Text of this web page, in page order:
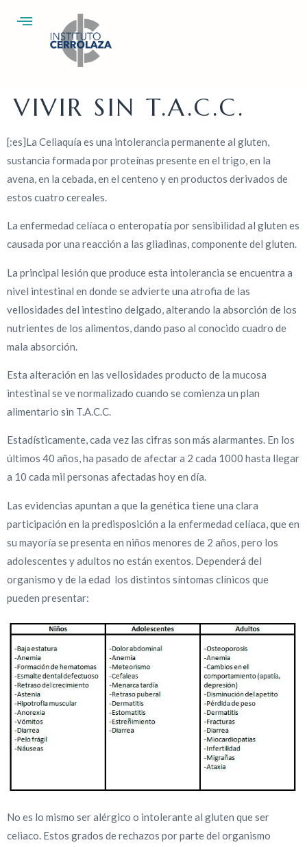
VIVIR SIN T.A.C.C.
[:es]La Celiaquía es una intolerancia permanente al gluten,
sustancia formada por proteínas presente en el trigo, en la
avena, en la cebada, en el centeno y en productos derivados de
estos cuatro cereales.
La enfermedad celíaca o enteropatía por sensibilidad al gluten es
causada por una reacción a las gliadinas, componente del gluten.
La principal lesión que produce esta intolerancia se encuentra a
nivel intestinal en donde se advierte una atrofia de las
vellosidades del intestino delgado, alterando la absorción de los
nutrientes de los alimentos, dando paso al conocido cuadro de
mala absorción.
Esta alteración en las vellosidades producto de la mucosa
intestinal se ve normalizado cuando se comienza un plan
alimentario sin T.A.C.C.
Estadísticamente, cada vez las cifras son más alarmantes. En los
últimos 40 años, ha pasado de afectar a 2 cada 1000 hasta llegar
a 10 cada mil personas afectadas hoy en día.
Las evidencias apuntan a que la genética tiene una clara
participación en la predisposición a la enfermedad celíaca, que en
su mayoría se presenta en niños menores de 2 años, pero los
adolescentes y adultos no están exentos. Dependerá del
organismo y de la edad los distintos síntomas clínicos que
pueden presentar:
No es lo mismo ser alérgico o intolerante al gluten que ser
celiaco. Estos grados de rechazos por parte del organismo